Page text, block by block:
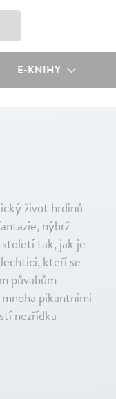
E-KNIHY
život hrdinů
nýbrž
století tak, jak je
kteří se
půvabům
pikantními
nezřídka